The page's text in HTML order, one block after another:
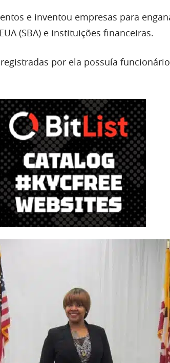
e inventou empresas para
(SBA) e instituições financeiras.
por ela possuía